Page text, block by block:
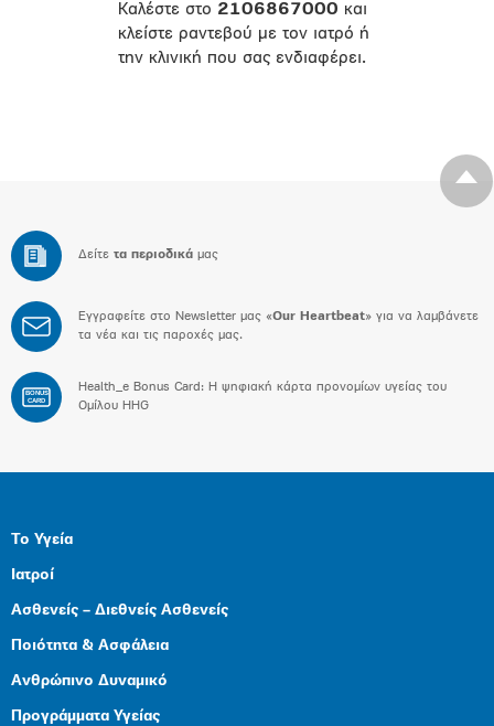
Καλέστε στο 2106867000 και
κλείστε ραντεβού με τον ιατρό ή
την κλινική που σας ενδιαφέρει.
Δείτε τα περιοδικά μας
Εγγραφείτε στο Newsletter μας «Our Heartbeat» για να λαμβάνετε
τα νέα και τις παροχές μας.
BONUS
CARD
Health_e Bonus Card: H ψηφιακή κάρτα προνομίων υγείας του
Ομίλου HHG
Το Υγεία
Ιατροί
Ασθενείς – Διεθνείς Ασθενείς
Ποιότητα & Ασφάλεια
Ανθρώπινο Δυναμικό
Προγράμματα Υγείας